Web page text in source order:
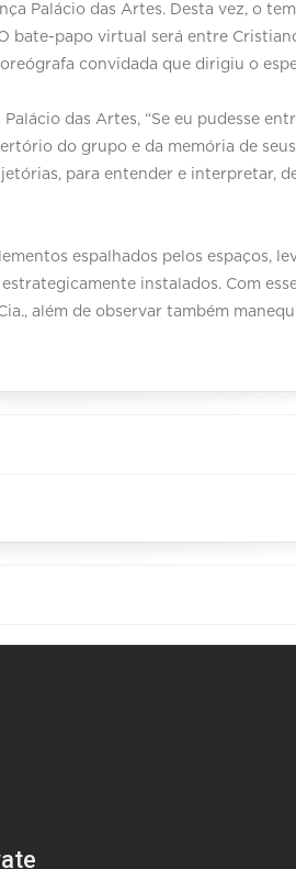
Palácio das Artes. Desta vez, o
bate-papo virtual será entre
convidada que dirigiu o
das Artes, “Se eu pudesse
do grupo e da memória de
para entender e interpretar,
espalhados pelos espaços,
instalados. Com
além de observar também